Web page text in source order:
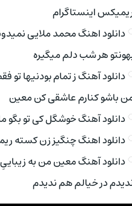
اینستاگرام
دانلود اهنگ محمد ملایی
هر شب دلم میگیره
دانلود آهنگ ز تمام بودنیها تو
باشو کنارم عاشقی کن معین
دانلود آهنگ خوشگل کی تو بگو
دانلود اهنگ چنگیز زن کسته
دانلود آهنگ معین من به
در خیالم هم ندیدم